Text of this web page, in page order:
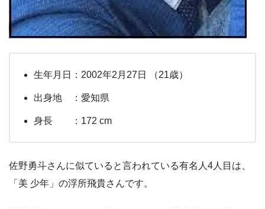
生年月日：2002年2月27日 （21歳）
出身地 ：愛知県
身長 ：172 cm
佐野勇斗さんに似ていると言われている有名人4人目は、
「美 少年」の浮所飛貴さんです。